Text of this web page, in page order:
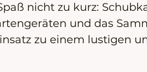
nicht zu kurz:
und das
zu einem lustigen